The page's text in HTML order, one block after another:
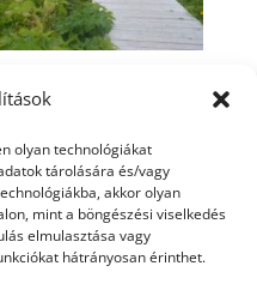
olyan technológiákat
tárolására és/vagy
akkor olyan
mint a böngészési viselkedés
elmulasztása vagy
hátrányosan érinthet.
hogy
különös